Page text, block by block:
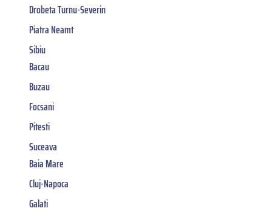
Drobeta Turnu-Severin
Piatra Neamt
Sibiu
Bacau
Buzau
Focsani
Pitesti
Suceava
Baia Mare
Cluj-Napoca
Galati